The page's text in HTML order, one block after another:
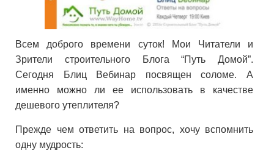
Всем доброго времени суток! Мои Читатели и
Зрители строительного Блога “Путь Домой”.
Сегодня Блиц Вебинар посвящен соломе. А
именно можно ли ее использовать в качестве
дешевого утеплителя?
Прежде чем ответить на вопрос, хочу вспомнить
одну мудрость: